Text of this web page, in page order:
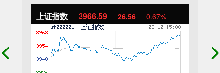
上证指数 3966.59 26.56 0.67%